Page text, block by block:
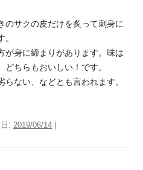
のサクの皮だけを炙って刺身に
が身に締まりがあります。味は
ちらもおいしい！です。
ない、などとも言われます。
: 2019/06/14